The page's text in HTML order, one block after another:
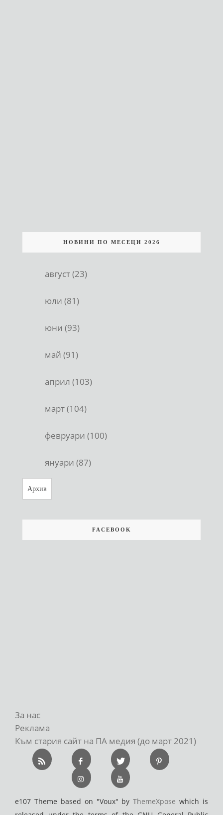
НОВИНИ ПО МЕСЕЦИ 2026
август (23)
юли (81)
юни (93)
май (91)
април (103)
март (104)
февруари (100)
януари (87)
Архив
FACEBOOK
За нас
Реклама
Към стария сайт на ПА медия (до март 2021)
e107 Theme based on "Voux" byThemeXpose which is